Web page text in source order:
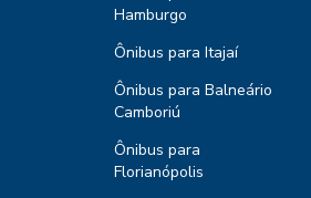
Hamburgo
Ônibus para Itajaí
Ônibus para Balneário
Camboriú
Ônibus para
Florianópolis